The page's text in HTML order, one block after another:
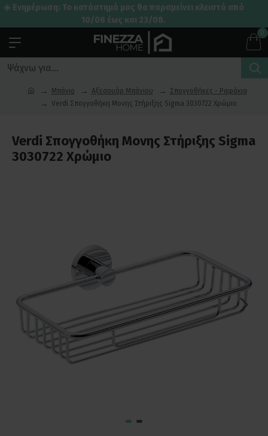
☀️ Ενημέρωση: Το κατάστημά μας θα παραμείνει κλειστό από
10/08 έως και 23/08.
0
Μπάνιο Αξεσουάρ Μπάνιου
Σπογγοθήκες - Ραφάκια
Verdi Σπογγοθήκη Μονης Στήριξης Sigma 3030722 Χρώμιο
Verdi Σπογγοθήκη Μονης Στήριξης Sigma
3030722 Χρώμιο